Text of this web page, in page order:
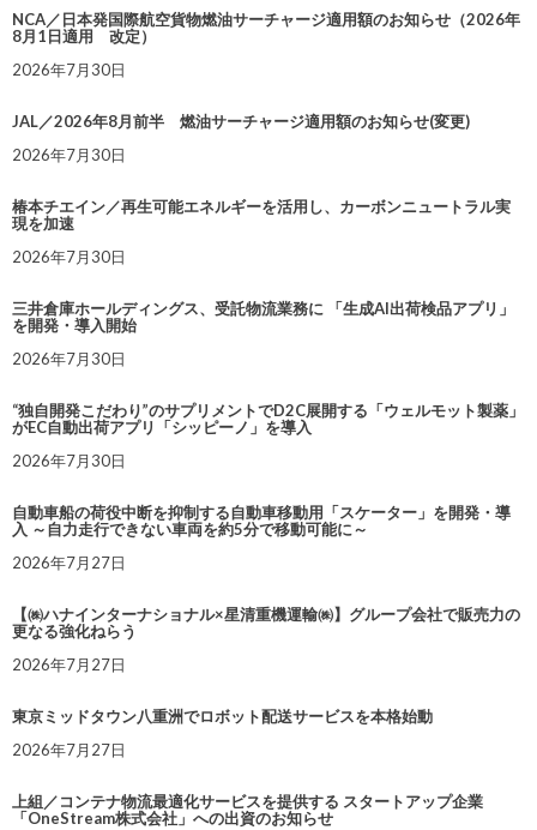
NCA／日本発国際航空貨物燃油サーチャージ適用額のお知らせ（2026年
8月1日適用 改定）
2026年7月30日
JAL／2026年8月前半 燃油サーチャージ適用額のお知らせ(変更)
2026年7月30日
椿本チエイン／再生可能エネルギーを活用し、カーボンニュートラル実
現を加速
2026年7月30日
三井倉庫ホールディングス、受託物流業務に 「生成AI出荷検品アプリ」
を開発・導入開始
2026年7月30日
“独自開発こだわり”のサプリメントでD2C展開する「ウェルモット製薬」
がEC自動出荷アプリ「シッピーノ」を導入
2026年7月30日
自動車船の荷役中断を抑制する自動車移動用「スケーター」を開発・導
入 ～自力走行できない車両を約5分で移動可能に～
2026年7月27日
【㈱ハナインターナショナル×星清重機運輸㈱】グループ会社で販売力の
更なる強化ねらう
2026年7月27日
東京ミッドタウン八重洲でロボット配送サービスを本格始動
2026年7月27日
上組／コンテナ物流最適化サービスを提供する スタートアップ企業
「OneStream株式会社」への出資のお知らせ